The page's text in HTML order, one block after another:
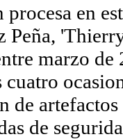
en
Peña,
marzo
de
de